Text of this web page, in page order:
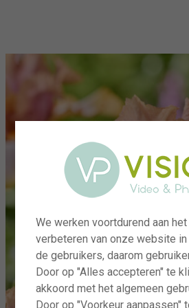
We werken voortdurend aan
verbeteren van onze website in
de gebruikers, daarom
Door op "Alles accepteren" te
akkoord met het algemeen
Door op "Voorkeur aanpassen"